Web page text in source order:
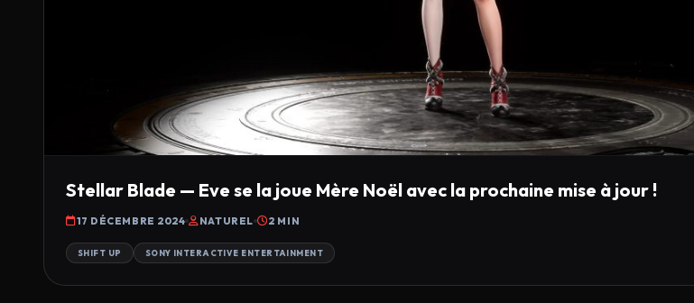
Stellar Blade — Eve se la joue Mère Noël avec la prochaine mise à jour !
17 DÉCEMBRE 2024 NATUREL 2 MIN
SHIFT UP SONY INTERACTIVE ENTERTAINMENT